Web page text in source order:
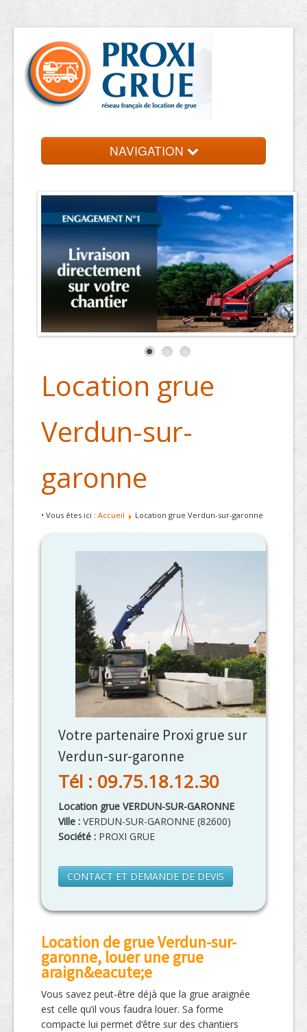
NAVIGATION
Location grue
Verdun-sur-
garonne
• Vous êtes ici : Accueil Location grue Verdun-sur-garonne
Votre partenaire Proxi grue sur
Verdun-sur-garonne
Tél : 09.75.18.12.30
Location grue VERDUN-SUR-GARONNE
Ville : VERDUN-SUR-GARONNE (82600)
Société : PROXI GRUE
CONTACT ET DEMANDE DE DEVIS
Location de grue Verdun-sur-
garonne, louer une grue
araign&eacute;e
Vous savez peut-être déjà que la grue araignée
est celle qu’il vous faudra louer. Sa forme
compacte lui permet d’être sur des chantiers